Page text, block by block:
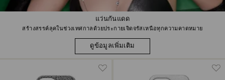
แว่นกันแดด
สร้างสรรค์ลุคในช่วงเทศกาลด้วยประกายเจิดจรัสเหนือทุกความคาดหมาย
ดูข้อมูลเพิ่มเติม